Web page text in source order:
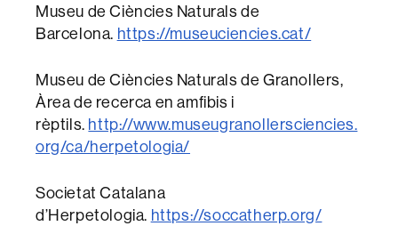
Museu de Ciències Naturals de
Barcelona. https://museuciencies.cat/
Museu de Ciències Naturals de Granollers,
Àrea de recerca en amfibis i
rèptils. http://www.museugranollersciencies.
org/ca/herpetologia/
Societat Catalana
d’Herpetologia. https://soccatherp.org/